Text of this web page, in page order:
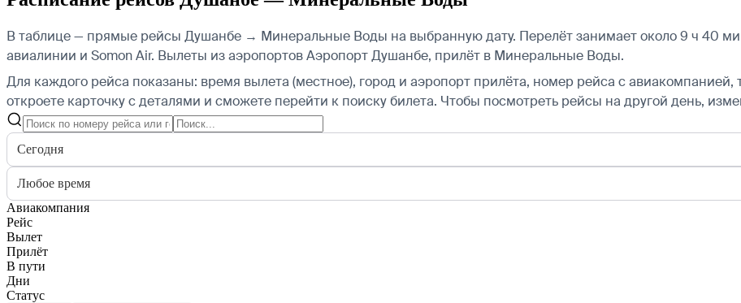
В таблице — прямые рейсы Душанбе → Минеральные Воды на выбранную дату. Перелёт занимает около 9 ч 40
авиалинии и Somon Air. Вылеты из аэропортов Аэропорт Душанбе, прилёт в Минеральные Воды.
Для каждого рейса показаны: время вылета (местное), город и аэропорт прилёта, номер рейса с авиакомпанией,
откроете карточку с деталями и сможете перейти к поиску билета. Чтобы посмотреть рейсы на другой день,
Сегодня
Любое время
Авиакомпания
Рейс
Вылет
Прилёт
В пути
Дни
Статус